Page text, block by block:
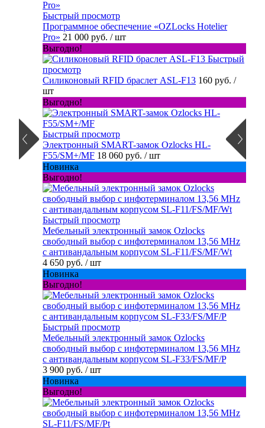
Быстрый просмотр
Программное обеспечение «OZLocks Hotelier
Pro» 21 000 руб. / шт
Выгодно!
Быстрый
просмотр
Силиконовый RFID браслет ASL-F13 160 руб. /
шт
Выгодно!
Быстрый просмотр
Электронный SMART-замок Ozlocks HL-
F55/SM+/MF 18 060 руб. / шт
Новинка
Выгодно!
Быстрый просмотр
Мебельный электронный замок Ozlocks
свободный выбор с инфотерминалом 13,56 MHz
с антивандальным корпусом SL-F11/FS/MF/Wt
4 650 руб. / шт
Новинка
Выгодно!
Быстрый просмотр
Мебельный электронный замок Ozlocks
свободный выбор с инфотерминалом 13,56 MHz
с антивандальным корпусом SL-F33/FS/MF/P
3 900 руб. / шт
Новинка
Выгодно!